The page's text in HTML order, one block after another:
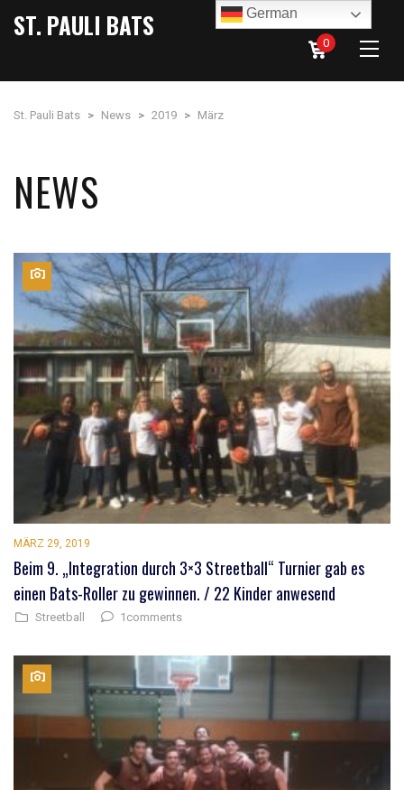
ST. PAULI BATS
0
St. Pauli Bats > News > 2019 > März
NEWS
MÄRZ 29, 2019
Beim 9. „Integration durch 3×3 Streetball“ Turnier gab es
einen Bats-Roller zu gewinnen. / 22 Kinder anwesend
Streetball 1comments
German